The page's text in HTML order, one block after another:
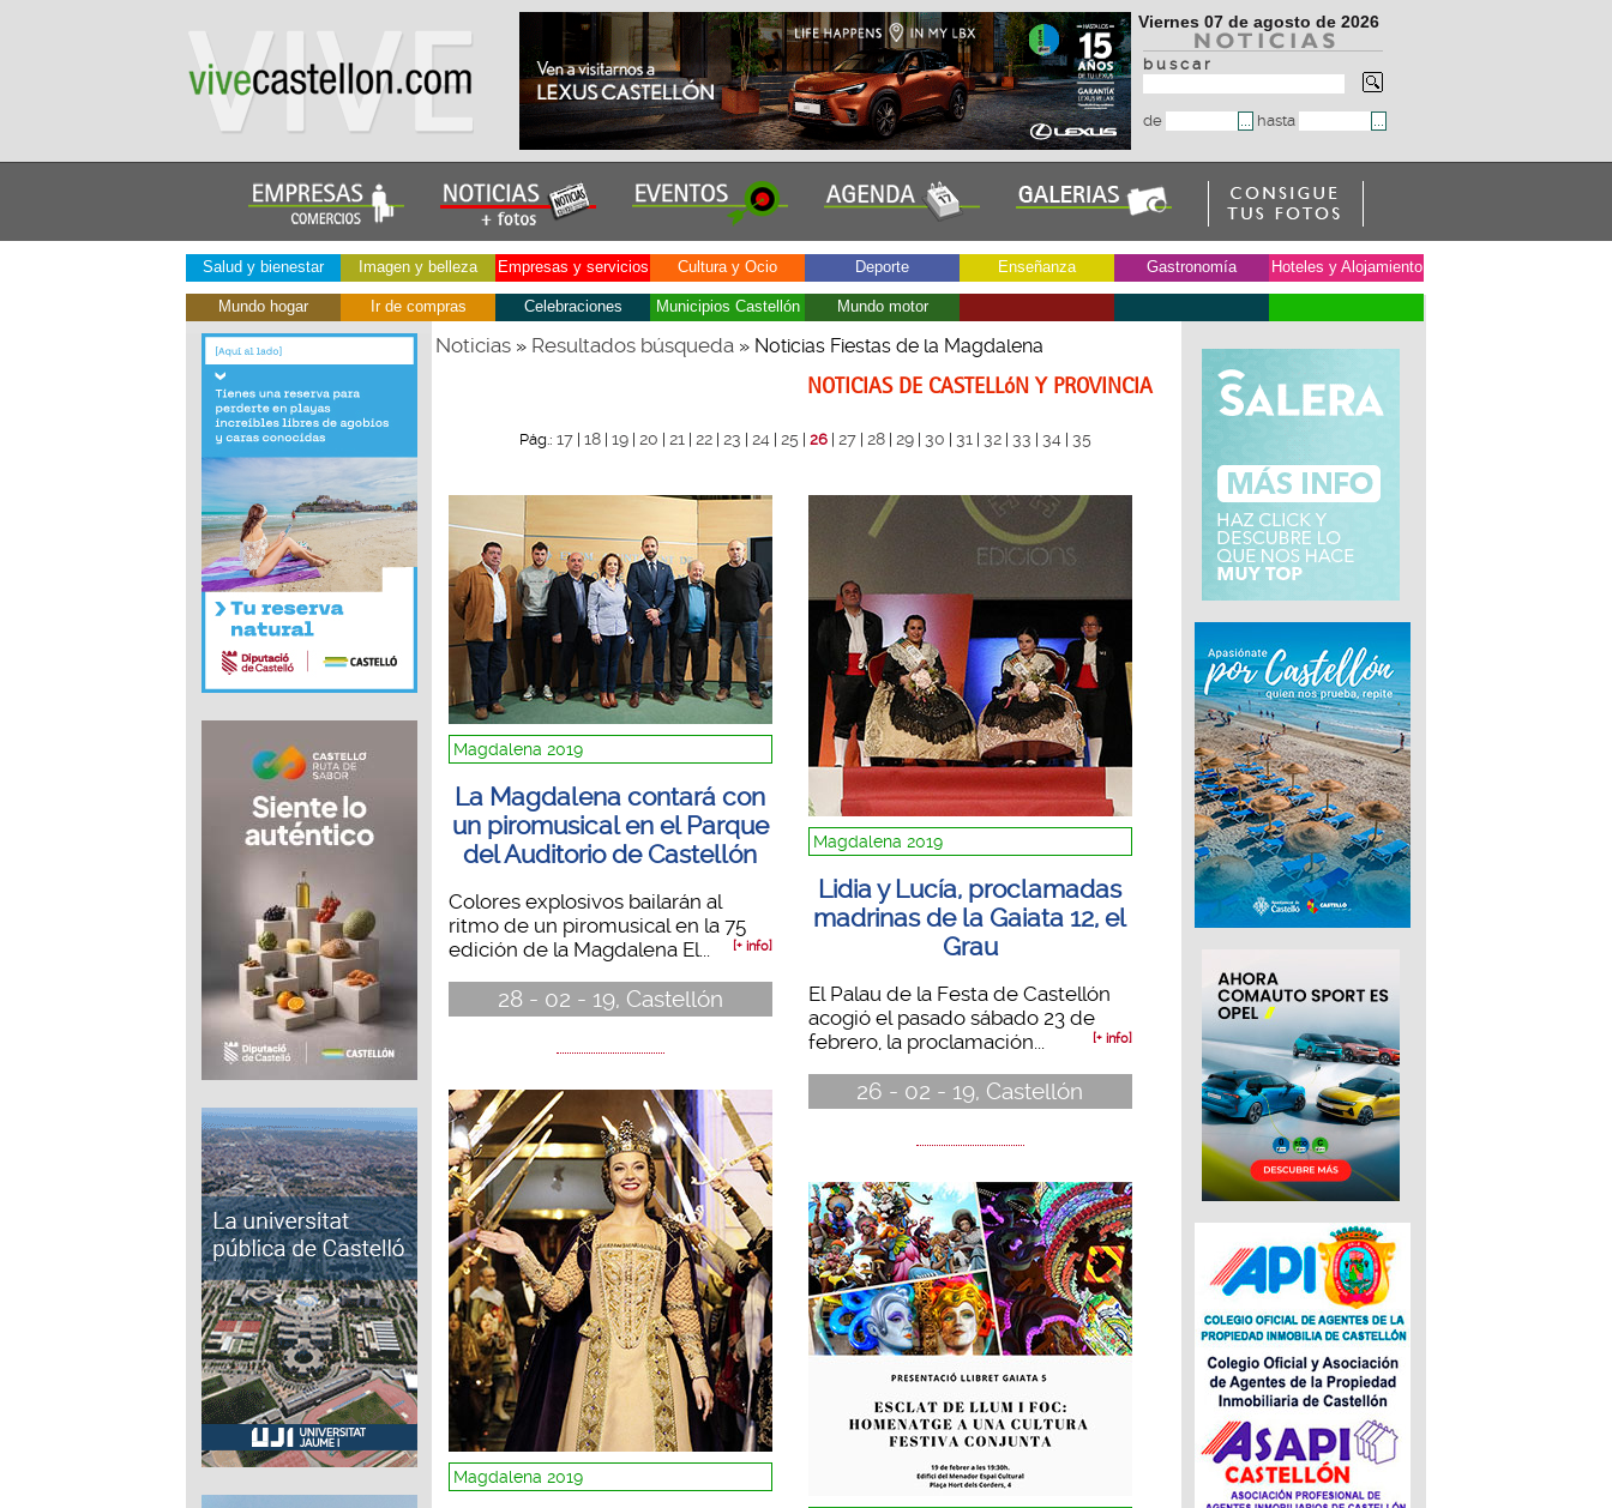
Viernes 07 de agosto de 2026
b u s c a r
de hasta
Salud y bienestar Imagen y belleza Empresas y servicios Cultura y Ocio Deporte Enseñanza Gastronomía Hoteles y Alojamiento
Mundo hogar Ir de compras Celebraciones Municipios Castellón Mundo motor
Noticias» Resultados búsqueda» Noticias Fiestas de la Magdalena
NOTICIAS DE CASTELLóN Y PROVINCIA
Pág.: 17| 18| 19| 20 21| 22| 23 24| 25| 26| 27| 28| 29| 30 31| 32| 33 34| 35
Magdalena 2019
La Magdalena contará con
un piromusical en el Parque
del Auditorio de Castellón
Colores explosivos bailarán al
ritmo de un piromusical en la 75
edición de la Magdalena El...
[+ info]
28 - 02 - 19, Castellón
Magdalena 2019
Magdalena 2019
Lidia y Lucía, proclamadas
madrinas de la Gaiata 12, el
Grau
El Palau de la Festa de Castellón
acogió el pasado sábado 23 de
febrero, la proclamación...
[+ info]
26 - 02 - 19, Castellón